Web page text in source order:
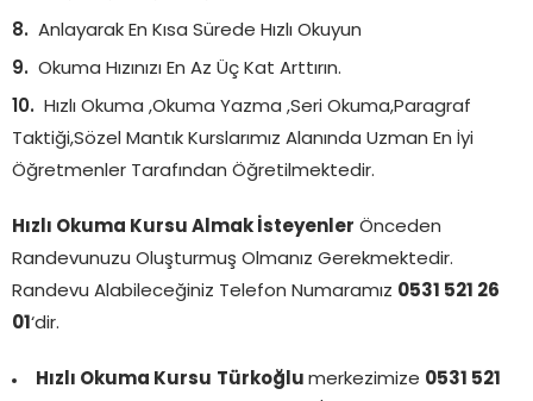
Anlayarak En Kısa Sürede Hızlı Okuyun
Okuma Hızınızı En Az Üç Kat Arttırın.
Hızlı Okuma ,Okuma Yazma ,Seri Okuma,Paragraf
Taktiği,Sözel Mantık Kurslarımız Alanında Uzman En İyi
Öğretmenler Tarafından Öğretilmektedir.
Hızlı Okuma Kursu Almak İsteyenler Önceden
Randevunuzu Oluşturmuş Olmanız Gerekmektedir.
Randevu Alabileceğiniz Telefon Numaramız 0531 521 26
01 ‘dir.
Hızlı Okuma Kursu Türkoğlu merkezimize 0531 521